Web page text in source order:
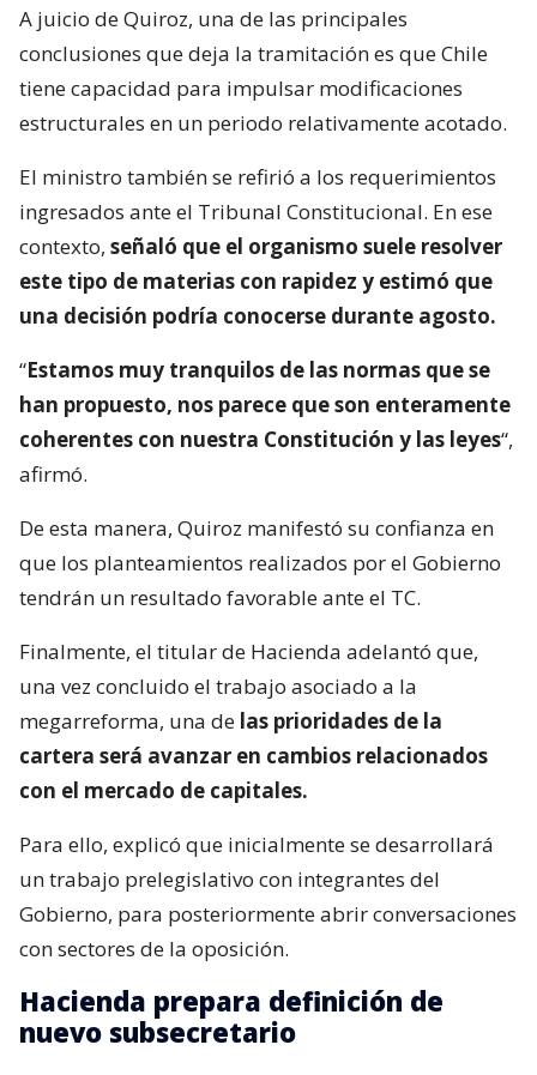
A juicio de Quiroz, una de las principales
conclusiones que deja la tramitación es que Chile
tiene capacidad para impulsar modificaciones
estructurales en un periodo relativamente acotado.
El ministro también se refirió a los requerimientos
ingresados ante el Tribunal Constitucional. En ese
contexto, señaló que el organismo suele resolver
este tipo de materias con rapidez y estimó que
una decisión podría conocerse durante agosto.
“Estamos muy tranquilos de las normas que se
han propuesto, nos parece que son enteramente
coherentes con nuestra Constitución y las leyes“,
afirmó.
De esta manera, Quiroz manifestó su confianza en
que los planteamientos realizados por el Gobierno
tendrán un resultado favorable ante el TC.
Finalmente, el titular de Hacienda adelantó que,
una vez concluido el trabajo asociado a la
megarreforma, una de las prioridades de la
cartera será avanzar en cambios relacionados
con el mercado de capitales.
Para ello, explicó que inicialmente se desarrollará
un trabajo prelegislativo con integrantes del
Gobierno, para posteriormente abrir conversaciones
con sectores de la oposición.
Hacienda prepara definición de
nuevo subsecretario